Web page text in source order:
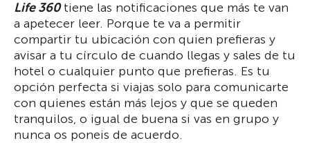
Life 360tiene las notificaciones que más te van
a apetecer leer. Porque te va a permitir
compartir tu ubicación con quien prefieras y
avisar a tu círculo de cuando llegas y sales de tu
hotel o cualquier punto que prefieras. Es tu
opción perfecta si viajas solo para comunicarte
con quienes están más lejos y que se queden
tranquilos, o igual de buena si vas en grupo y
nunca os poneis de acuerdo.